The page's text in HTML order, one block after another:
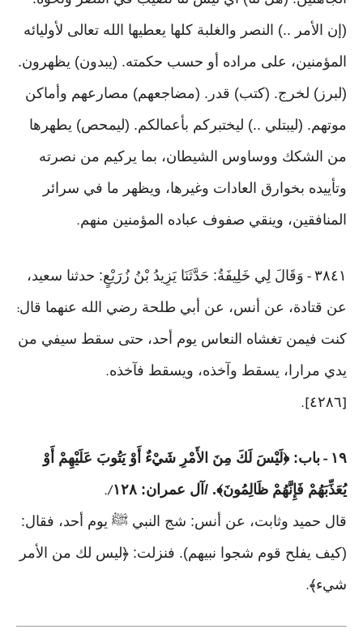
(إن الأمر ..) النصر والغلبة كلها يعطيها الله تعالى لأوليائه
المؤمنين، على مراده أو حسب حكمته. (يبدون) يظهرون.
(لبرز) لخرج. (كتب) قدر. (مضاجعهم) مصارعهم وأماكن
موتهم. (ليبتلي ..) ليختبركم بأعمالكم. (ليمحص) يطهرها
من الشكك ووساوس الشيطان، بما يركيم من نصرته
وتأييده بخوارق العادات وغيرها، ويظهر ما في سرائر
المنافقين، وينقي صفوف عباده المؤمنين منهم.
٣٨٤١ - وَقَالَ لِي خَلِيفَةُ: حَدَّثَنَا يَزِيدُ بْنُ زُرَيْعٍ: حدثنا سعيد،
عن قتادة، عن أنس، عن أبي طلحة رضي الله عنهما قال:
كنت فيمن تغشاه النعاس يوم أحد، حتى سقط سيفي من
يدي مرارا، يسقط وآخذه، ويسقط فآخذه.
[٤٢٨٦].
١٩ - باب: ﴿لَيْسَ لَكَ مِنَ الأَمْرِ شَيْءٌ أَوْ يَتُوبَ عَلَيْهِمْ أَوْ
يُعَذِّبَهُمْ فَإِنَّهُمْ ظَالِمُونَ﴾. /آل عمران: ١٢٨
/.
قال حميد وثابت، عن أنس: شج النبي ﷺ يوم أحد، فقال:
(كيف يفلح قوم شجوا نبيهم). فنزلت: ﴿ليس لك من الأمر
شيء﴾.